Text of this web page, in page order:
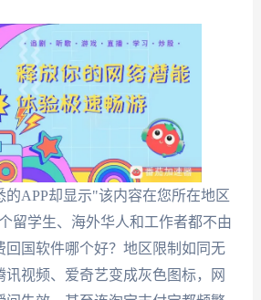
的APP却显示"该内容在您所在地区
留学生、海外华人和工作者都不由
回国软件哪个好？地区限制如同无
视频、爱奇艺变成灰色图标，网